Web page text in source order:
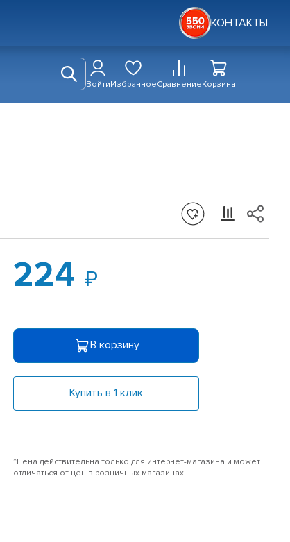
КОНТАКТЫ
ВойтиИзбранноеСравнениеКорзина
224
В корзину
Купить в 1 клик
*Цена действительна только для интернет-магазина и может
отличаться от цен в розничных магазинах